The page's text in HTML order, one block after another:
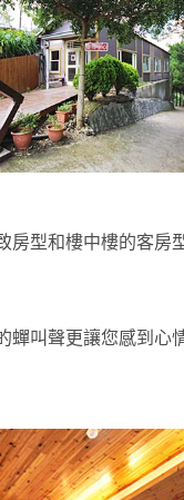
房型和樓中樓的客房
蟬叫聲更讓您感到心